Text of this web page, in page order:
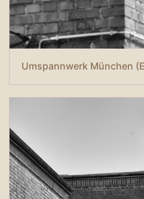
Umspannwerk München